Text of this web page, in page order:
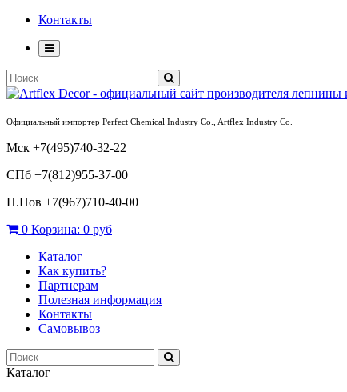
Контакты
Официальный импортер Perfect Chemical Industry Co., Artflex Industry Co.
Мск +7(495)740-32-22
СПб +7(812)955-37-00
Н.Нов +7(967)710-40-00
0 Корзина: 0 руб
Каталог
Как купить?
Партнерам
Полезная информация
Контакты
Самовывоз
Каталог